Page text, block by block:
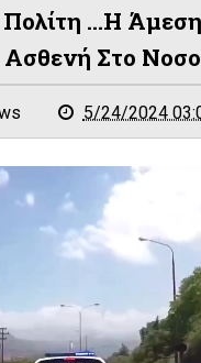
...Η
Στο
5/24/2024